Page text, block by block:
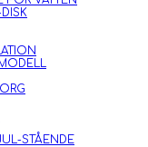
STÅENDE